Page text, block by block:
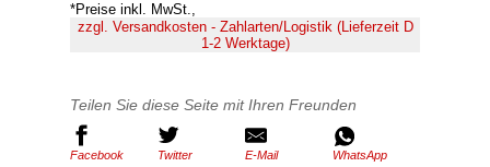
*Preise inkl. MwSt.,
zzgl. Versandkosten - Zahlarten/Logistik (Lieferzeit D
1-2 Werktage)
Teilen Sie diese Seite mit Ihren Freunden
Facebook Twitter E-Mail WhatsApp